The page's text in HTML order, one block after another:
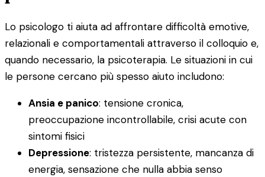
Lo psicologo ti aiuta ad affrontare difficoltà emotive,
relazionali e comportamentali attraverso il colloquio e,
quando necessario, la psicoterapia. Le situazioni in cui
le persone cercano più spesso aiuto includono:
Ansia e panico: tensione cronica,
preoccupazione incontrollabile, crisi acute con
sintomi fisici
Depressione: tristezza persistente, mancanza di
energia, sensazione che nulla abbia senso